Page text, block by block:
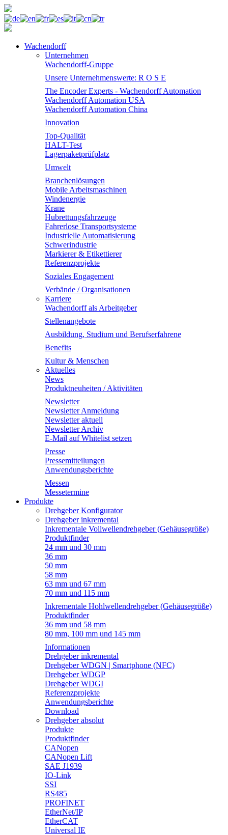
Wachendorff
Unternehmen
Wachendorff-Gruppe
Unsere Unternehmenswerte: R O S E
The Encoder Experts - Wachendorff Automation
Wachendorff Automation USA
Wachendorff Automation China
Innovation
Top-Qualität
HALT-Test
Lagerpaketprüfplatz
Umwelt
Branchenlösungen
Mobile Arbeitsmaschinen
Windenergie
Krane
Hubrettungsfahrzeuge
Fahrerlose Transportsysteme
Industrielle Automatisierung
Schwerindustrie
Markierer & Etikettierer
Referenzprojekte
Soziales Engagement
Verbände / Organisationen
Karriere
Wachendorff als Arbeitgeber
Stellenangebote
Ausbildung, Studium und Berufserfahrene
Benefits
Kultur & Menschen
Aktuelles
News
Produktneuheiten / Aktivitäten
Newsletter
Newsletter Anmeldung
Newsletter aktuell
Newsletter Archiv
E-Mail auf Whitelist setzen
Presse
Pressemitteilungen
Anwendungsberichte
Messen
Messetermine
Produkte
Drehgeber Konfigurator
Drehgeber inkremental
Inkrementale Vollwellendrehgeber (Gehäusegröße)
Produktfinder
24 mm und 30 mm
36 mm
50 mm
58 mm
63 mm und 67 mm
70 mm und 115 mm
Inkrementale Hohlwellendrehgeber (Gehäusegröße)
Produktfinder
36 mm und 58 mm
80 mm, 100 mm und 145 mm
Informationen
Drehgeber inkremental
Drehgeber WDGN | Smartphone (NFC)
Drehgeber WDGP
Drehgeber WDGI
Referenzprojekte
Anwendungsberichte
Download
Drehgeber absolut
Produkte
Produktfinder
CANopen
CANopen Lift
SAE J1939
IO-Link
SSI
RS485
PROFINET
EtherNet/IP
EtherCAT
Universal IE